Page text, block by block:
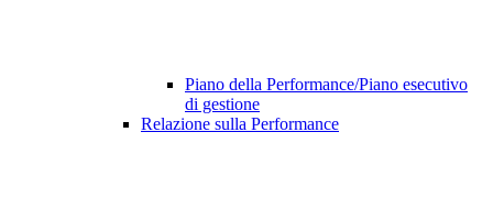
Piano della Performance/Piano esecutivo
di gestione
Relazione sulla Performance